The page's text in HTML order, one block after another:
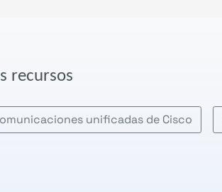
recursos
unificadas de Cisco